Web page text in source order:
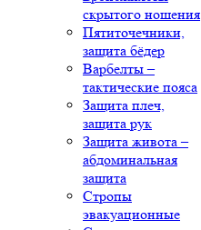
скрытого ношения
Пятиточечники,
защита бёдер
Варбелты –
тактические пояса
Защита плеч,
защита рук
Защита живота –
абдоминальная
защита
Стропы
эвакуационные